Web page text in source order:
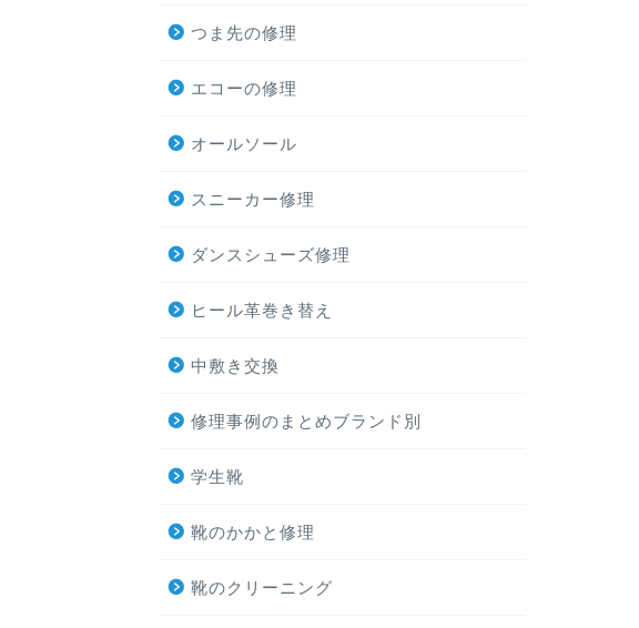
つま先の修理
エコーの修理
オールソール
スニーカー修理
ダンスシューズ修理
ヒール革巻き替え
中敷き交換
修理事例のまとめブランド別
学生靴
靴のかかと修理
靴のクリーニング